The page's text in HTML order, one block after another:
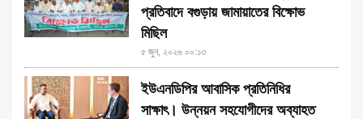
প্রতিবাদে বগুড়ায় জামায়াতের বিক্ষোভ
মিছিল
৫ জুন, ২০২৬ ০০:১৩
ইউএনডিপির আবাসিক প্রতিনিধির
সাক্ষাৎ। উন্নয়ন সহযোগীদের অব্যাহত